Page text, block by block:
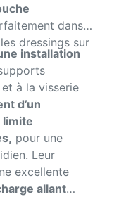
dans
dressings sur
installation
à la visserie
d’un
limite
pour une
Leur
excellente
allant